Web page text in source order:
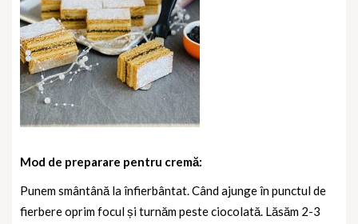
Mod de preparare pentru cremă:
Punem smântână la înfierbântat. Când ajunge în punctul de
fierbere oprim focul și turnăm peste ciocolată. Lăsăm 2-3